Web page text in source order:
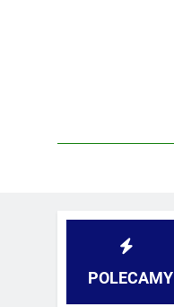
POLECAMY